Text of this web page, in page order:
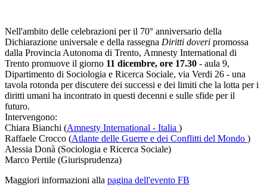
Nell'ambito delle celebrazioni per il 70° anniversario della
Dichiarazione universale e della rassegna Diritti doveri promossa
dalla Provincia Autonoma di Trento, Amnesty International di
Trento promuove il giorno 11 dicembre, ore 17.30 - aula 9,
Dipartimento di Sociologia e Ricerca Sociale, via Verdi 26 - una
tavola rotonda per discutere dei successi e dei limiti che la lotta per i
diritti umani ha incontrato in questi decenni e sulle sfide per il
futuro.
Intervengono:
Chiara Bianchi (Amnesty International - Italia )
Raffaele Crocco (Atlante delle Guerre e dei Conflitti del Mondo )
Alessia Donà (Sociologia e Ricerca Sociale)
Marco Pertile (Giurisprudenza)
Maggiori informazioni alla pagina dell'evento FB